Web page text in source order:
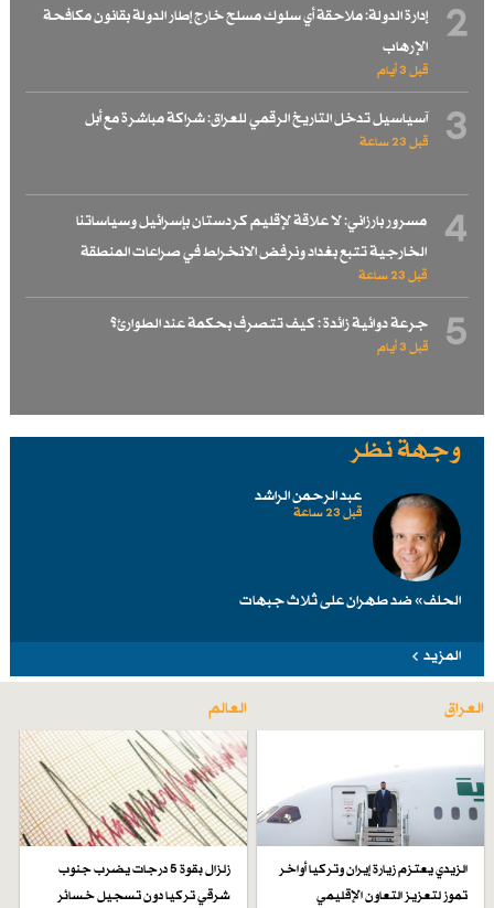
2
إدارة الدولة: ملاحقة أي سلوك مسلح خارج إطار الدولة بقانون مكافحة
الإرهاب
قبل 3 أيام
3 آسياسيل تدخل التاريخ الرقمي للعراق: شراكة مباشرة مع أبل
قبل 23 ساعة
4
مسرور بارزاني: لا علاقة لإقليم كردستان بإسرائيل وسياساتنا
الخارجية تتبع بغداد ونرفض الانخراط في صراعات المنطقة
قبل 23 ساعة
5 جرعة دوائية زائدة : كيف تتصرف بحكمة عند الطوارئ؟
قبل 3 أيام
وجهة نظر
عبد الرحمن الراشد
قبل 23 ساعة
الحلف» ضد طهرانَ على ثلاث جبهات
المزيد
العراق
الزيدي يعتزم زيارة إيران وتركيا أواخر
تموز لتعزيز التعاون الإقليمي
العالم
زلزال بقوة 5 درجات يضرب جنوب
شرقي تركيا دون تسجيل خسائر